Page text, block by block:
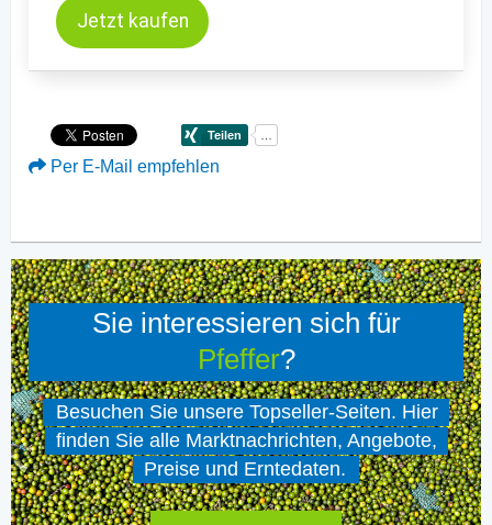
Jetzt kaufen
Per E-Mail empfehlen
Sie interessieren sich für
Pfeffer?
Besuchen Sie unsere Topseller-Seiten. Hier
finden Sie alle Marktnachrichten, Angebote,
Preise und Erntedaten.